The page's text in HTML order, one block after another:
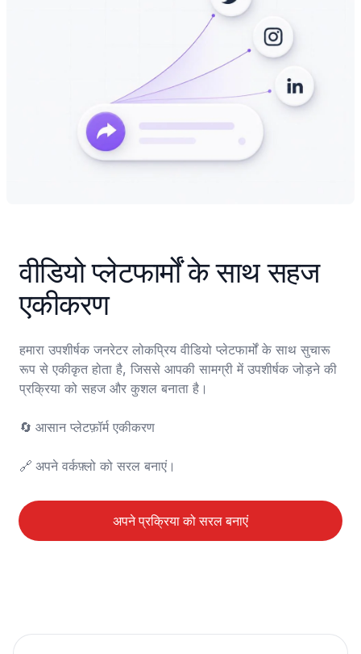
वीडियो प्लेटफार्मों के साथ सहज
एकीकरण
हमारा उपशीर्षक जनरेटर लोकप्रिय वीडियो प्लेटफार्मों के साथ सुचारू
रूप से एकीकृत होता है, जिससे आपकी सामग्री में उपशीर्षक जोड़ने की
प्रक्रिया को सहज और कुशल बनाता है।
🔄	आसान प्लेटफ़ॉर्म एकीकरण
🔗	अपने वर्कफ़्लो को सरल बनाएं।
अपने प्रक्रिया को सरल बनाएं